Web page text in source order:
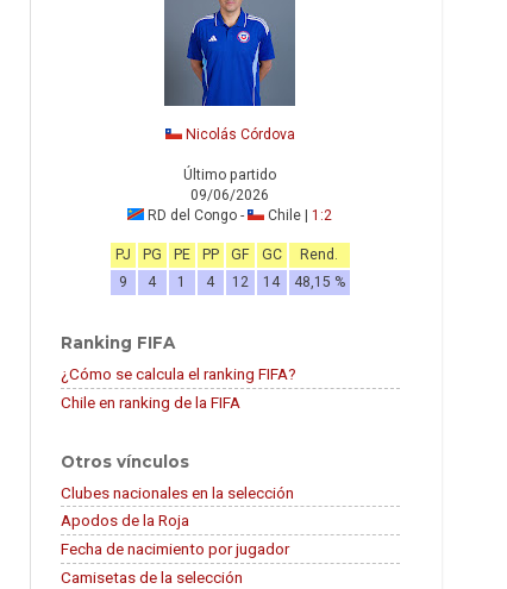
Nicolás Córdova
Último partido
09/06/2026
RD del Congo -
Chile | 1:2
PJ PG PE PP GF GC
Rend.
9
4 1 4 12 14 48,15 %
Ranking FIFA
¿Cómo se calcula el ranking FIFA?
Chile en ranking de la FIFA
Otros vínculos
Clubes nacionales en la selección
Apodos de la Roja
Fecha de nacimiento por jugador
Camisetas de la selección